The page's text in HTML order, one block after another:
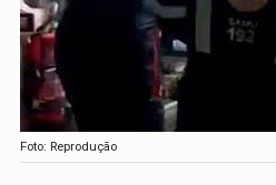
Foto: Reprodução